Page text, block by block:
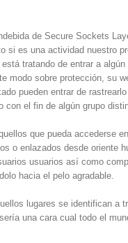
de Secure Sockets
si es una actividad nuestro
tratando de entrar a algún
modo sobre protección, su
pueden entrar de
el fin de algún grupo
que pueda accederse
o enlazados desde oriente
usuarios así­ como
hacia el pelo agradable.
lugares se identifican a
una cara cual todo el